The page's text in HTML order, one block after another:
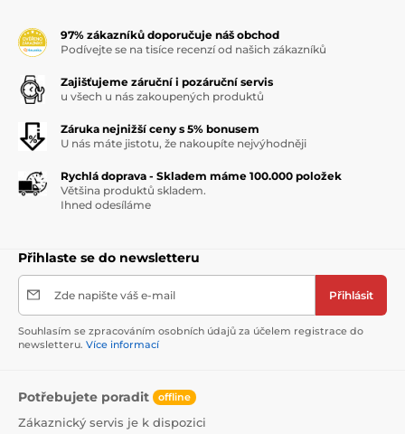
97% zákazníků doporučuje náš obchod
Podívejte se na tisíce recenzí od našich zákazníků
Zajišťujeme záruční i pozáruční servis
u všech u nás zakoupených produktů
Záruka nejnižší ceny s 5% bonusem
U nás máte jistotu, že nakoupíte nejvýhodněji
Rychlá doprava - Skladem máme 100.000 položek
Většina produktů skladem.
Ihned odesíláme
Přihlaste se do newsletteru
Zde napište váš e-mail Přihlásit
Souhlasím se zpracováním osobních údajů za účelem registrace do
newsletteru. Více informací
Potřebujete poradit offline
Zákaznický servis je k dispozici